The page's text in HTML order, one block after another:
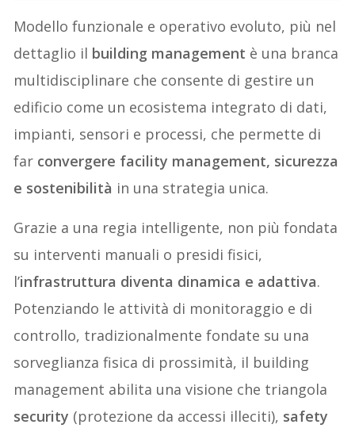
Modello funzionale e operativo evoluto, più nel
dettaglio il building management è una branca
multidisciplinare che consente di gestire un
edificio come un ecosistema integrato di dati,
impianti, sensori e processi, che permette di
far convergere facility management, sicurezza
e sostenibilità in una strategia unica.
Grazie a una regia intelligente, non più fondata
su interventi manuali o presidi fisici,
l’infrastruttura diventa dinamica e adattiva.
Potenziando le attività di monitoraggio e di
controllo, tradizionalmente fondate su una
sorveglianza fisica di prossimità, il building
management abilita una visione che triangola
security (protezione da accessi illeciti), safety